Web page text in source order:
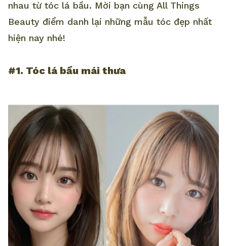
nhau từ tóc lá bầu. Mời bạn cùng All Things
Beauty điểm danh lại những mẫu tóc đẹp nhất
hiện nay nhé!
#1. Tóc lá bầu mái thưa